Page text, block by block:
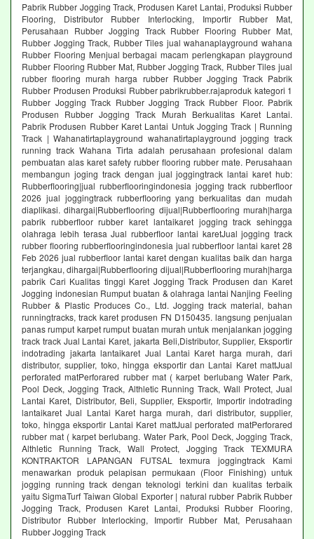
Pabrik Rubber Jogging Track, Produsen Karet Lantai, Produksi Rubber
Flooring, Distributor Rubber Interlocking, Importir Rubber Mat,
Perusahaan Rubber Jogging Track Rubber Flooring Rubber Mat,
Rubber Jogging Track, Rubber Tiles jual wahanaplayground wahana
Rubber Flooring Menjual berbagai macam perlengkapan playground
Rubber Flooring Rubber Mat, Rubber Jogging Track, Rubber Tiles jual
rubber flooring murah harga rubber Rubber Jogging Track Pabrik
Rubber Produsen Produksi Rubber pabrikrubber.rajaproduk kategori 1
Rubber Jogging Track Rubber Jogging Track Rubber Floor. Pabrik
Produsen Rubber Jogging Track Murah Berkualitas Karet Lantai.
Pabrik Produsen Rubber Karet Lantai Untuk Jogging Track | Running
Track | Wahanatirtaplayground wahanatirtaplayground jogging track
running track Wahana Tirta adalah perusahaan profesional dalam
pembuatan alas karet safety rubber flooring rubber mate. Perusahaan
membangun joging track dengan jual joggingtrack lantai karet hub:
Rubberflooring|jual rubberflooringindonesia jogging track rubberfloor
2026 jual joggingtrack rubberflooring yang berkualitas dan mudah
diaplikasi. dihargai|Rubberflooring dijual|Rubberflooring murah|harga
pabrik rubberfloor rubber karet lantaikaret jogging track sehingga
olahraga lebih terasa Jual rubberfloor lantai karetJual jogging track
rubber flooring rubberflooringindonesia jual rubberfloor lantai karet 28
Feb 2026 jual rubberfloor lantai karet dengan kualitas baik dan harga
terjangkau, dihargai|Rubberflooring dijual|Rubberflooring murah|harga
pabrik Cari Kualitas tinggi Karet Jogging Track Produsen dan Karet
Jogging indonesian Rumput buatan & olahraga lantai Nanjing Feeling
Rubber & Plastic Produces Co., Ltd. Jogging track material, bahan
runningtracks, track karet produsen FN D150435. langsung penjualan
panas rumput karpet rumput buatan murah untuk menjalankan jogging
track track Jual Lantai Karet, jakarta Beli,Distributor, Supplier, Eksportir
indotrading jakarta lantaikaret Jual Lantai Karet harga murah, dari
distributor, supplier, toko, hingga eksportir dan Lantai Karet mattJual
perforated matPerforared rubber mat ( karpet berlubang Water Park,
Pool Deck, Jogging Track, Althletic Running Track, Wall Protect, Jual
Lantai Karet, Distributor, Beli, Supplier, Eksportir, Importir indotrading
lantaikaret Jual Lantai Karet harga murah, dari distributor, supplier,
toko, hingga eksportir Lantai Karet mattJual perforated matPerforared
rubber mat ( karpet berlubang. Water Park, Pool Deck, Jogging Track,
Althletic Running Track, Wall Protect, Jogging Track TEXMURA
KONTRAKTOR LAPANGAN FUTSAL texmura joggingtrack Kami
menawarkan produk pelapisan permukaan (Floor Finishing) untuk
jogging running track dengan teknologi terkini dan kualitas terbaik
yaitu SigmaTurf Taiwan Global Exporter | natural rubber Pabrik Rubber
Jogging Track, Produsen Karet Lantai, Produksi Rubber Flooring,
Distributor Rubber Interlocking, Importir Rubber Mat, Perusahaan
Rubber Jogging Track